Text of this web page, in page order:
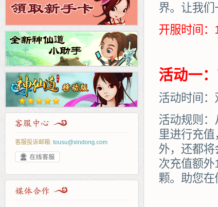
客服投诉邮箱: tousu@xindong.com
界。让我们
开服时间
活动一
活动时间
活动规则
里进行充
外，还都将
次充值额
颗。助您